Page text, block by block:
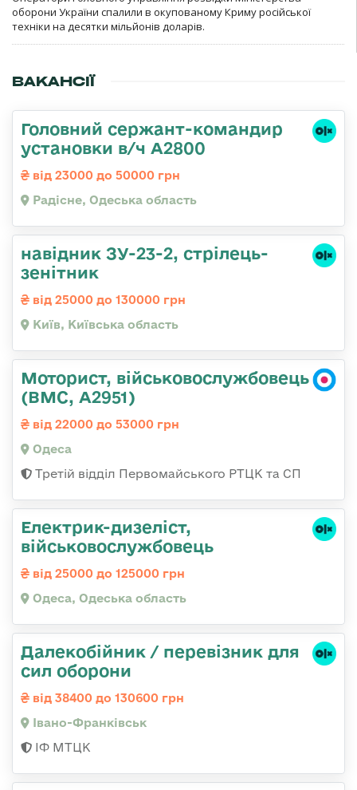
оборони України спалили в окупованому Криму російської
техніки на десятки мільйонів доларів.
ВАКАНСІЇ
Головний сержант-командир
установки в/ч А2800
від 23000 до 50000 грн
Радісне, Одеська область
навідник ЗУ-23-2, стрілець-
зенітник
від 25000 до 130000 грн
Київ, Київська область
Моторист, військовослужбовець
(ВМС, А2951)
від 22000 до 53000 грн
Одеса
Третій відділ Первомайського РТЦК та СП
Електрик-дизеліст,
військовослужбовець
від 25000 до 125000 грн
Одеса, Одеська область
Далекобійник / перевізник для
сил оборони
від 38400 до 130600 грн
Івано-Франківськ
ІФ МТЦК